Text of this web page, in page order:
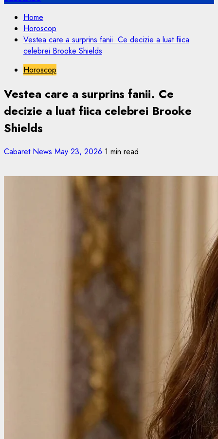
Home
Horoscop
Vestea care a surprins fanii. Ce decizie a luat fiica
celebrei Brooke Shields
Horoscop
Vestea care a surprins fanii. Ce
decizie a luat fiica celebrei Brooke
Shields
Cabaret News May 23, 2026 1 min read